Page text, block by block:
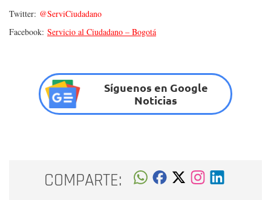
Twitter: @ServiCiudadano
Facebook: Servicio al Ciudadano – Bogotá
Síguenos en Google
Noticias
COMPARTE: